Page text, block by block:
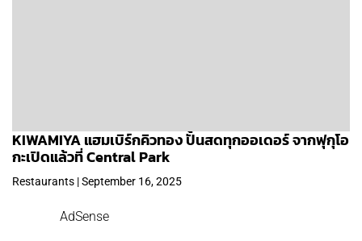
KIWAMIYA แฮมเบิร์กคิวทอง ปั้นสดทุกออเดอร์ จากฟุกุโอ
กะเปิดแล้วที่ Central Park
Restaurants | September 16, 2025
AdSense